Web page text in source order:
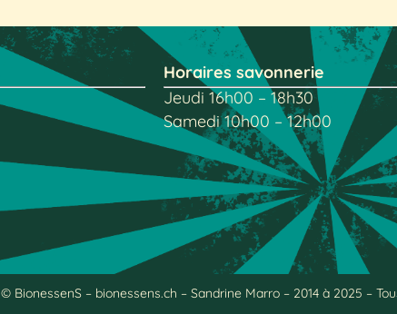
Horaires savonnerie
Jeudi 16h00 – 18h30
Samedi 10h00 – 12h00
© BionessenS – bionessens.ch – Sandrine Marro – 2014 à 2025 –